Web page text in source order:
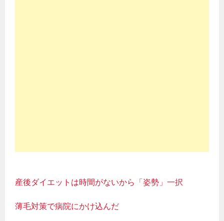
産後ダイエットは時間がないから「姿勢」一択
薄毛対策で病院にかけ込んだ